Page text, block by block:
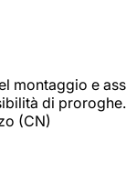
e
di
(CN)